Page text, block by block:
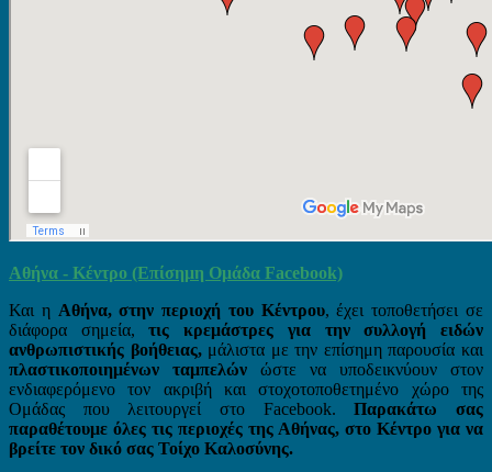
Αθήνα - Κέντρο (Επίσημη Ομάδα Facebook)
Και η Αθήνα, στην περιοχή του Κέντρου, έχει τοποθετήσει σε
διάφορα σημεία,τις κρεμάστρες για την συλλογή ειδών
ανθρωπιστικής βοήθειας,μάλιστα με την επίσημη παρουσία και
πλαστικοποιημένων ταμπελών ώστε να υποδεικνύουν στον
ενδιαφερόμενο τον ακριβή και στοχοτοποθετημένο χώρο της
Ομάδας που λειτουργεί στο Facebook. Παρακάτω σας
παραθέτουμε όλες τις περιοχές της Αθήνας, στο Κέντρο για να
βρείτε τον δικό σας Τοίχο Καλοσύνης.